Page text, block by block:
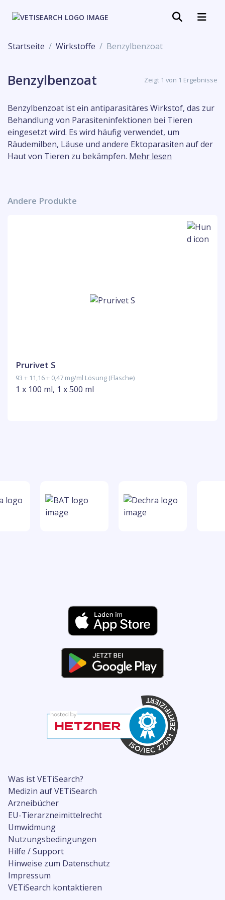
Startseite Wirkstoffe Benzylbenzoat
Benzylbenzoat Zeigt 1 von 1 Ergebnisse
Benzylbenzoat ist ein antiparasitäres Wirkstof, das zur
Behandlung von Parasiteninfektionen bei Tieren
eingesetzt wird. Es wird häufig verwendet, um
Räudemilben, Läuse und andere Ektoparasiten auf der
Haut von Tieren zu bekämpfen. Mehr lesen
Andere Produkte
Prurivet S
93 + 11,16 + 0,47 mg/ml Lösung (Flasche)
1 x 100 ml, 1 x 500 ml
Was ist VETiSearch?
Medizin auf VETiSearch
Arzneibücher
EU-Tierarzneimittelrecht
Umwidmung
Nutzungsbedingungen
Hilfe / Support
Hinweise zum Datenschutz
Impressum
VETiSearch kontaktieren